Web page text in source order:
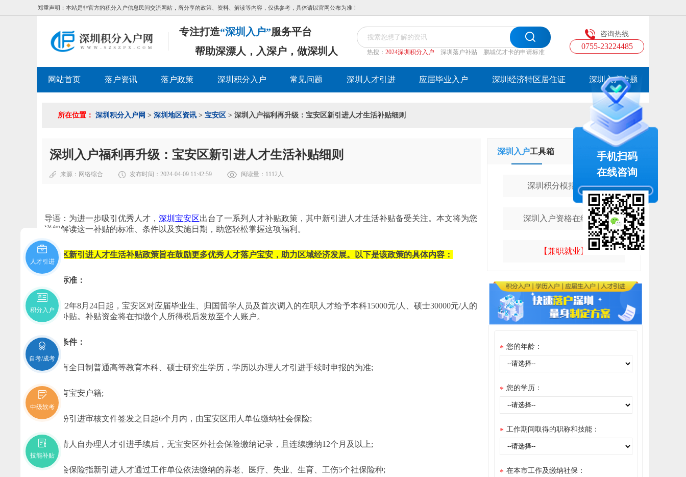
郑重声明：本站是非官方的积分入户信息民间交流网站，所分享的政策、资料、解读等内容，仅供参考，具体请以官网公布为准！
专注打造“深圳入户”服务平台
帮助深漂人，入深户，做深圳人
热搜： 2024深圳积分入户 深圳落户补贴 鹏城优才卡的申请标准
咨询热线
0755-23224485
网站首页 落户资讯 落户政策 深圳积分入户 常见问题 深圳人才引进 应届毕业入户 深圳经济特区居住证 深圳入户专题
所在位置： 深圳积分入户网 > 深圳地区资讯 > 宝安区 > 深圳入户福利再升级：宝安区新引进人才生活补贴细则
深圳入户福利再升级：宝安区新引进人才生活补贴细则
来源： 网络综合 发布时间：2024-04-09 11:42:59 阅读量： 1112人
导语：为进一步吸引优秀人才， 深圳宝安区出台了一系列人才补贴政策，其中新引进人才生活补贴备受关注。本文将为您
详细解读这一补贴的标准、条件以及实施日期，助您轻松掌握这项福利。
宝安区新引进人才生活补贴政策旨在鼓励更多优秀人才落户宝安，助力区域经济发展。以下是该政策的具体内容：
补贴标准：
自2022年8月24日起，宝安区对应届毕业生、归国留学人员及首次调入的在职人才给予本科15000元/人、硕士30000元/人的
生活补贴。补贴资金将在扣缴个人所得税后发放至个人账户。
补贴条件：
1. 具有全日制普通高等教育本科、硕士研究生学历，学历以办理人才引进手续时申报的为准;
2. 具有宝安户籍;
3. 首份引进审核文件签发之日起6个月内，由宝安区用人单位缴纳社会保险;
4. 申请人自办理人才引进手续后，无宝安区外社会保险缴纳记录，且连续缴纳12个月及以上;
5. 社会保险指新引进人才通过工作单位依法缴纳的养老、医疗、失业、生育、工伤5个社保险种;
深圳入户工具箱 学历提升工具箱
深圳积分模拟计算器
深圳入户资格在线测评
【兼职就业】
* 您的年龄：
* 您的学历：
* 工作期间取得的职称和技能：
* 在本市工作及缴纳社保：
人才引进
积分入户
自考/成考
中级软考
技能补贴
手机扫码
在线咨询